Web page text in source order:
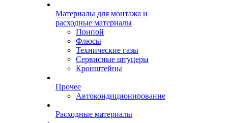
Материалы для монтажа и
расходные материалы
Припой
Флюсы
Технические газы
Сервисные штуцеры
Кронштейны
Прочее
Автокондиционирование
Расходные материалы